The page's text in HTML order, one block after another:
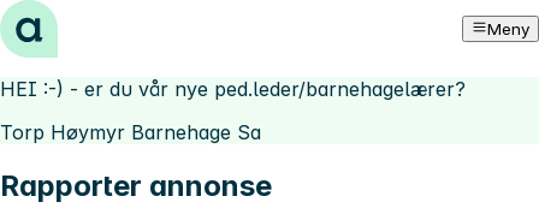
Hopp til innhold Meny
HEI :-) - er du vår nye ped.leder/barnehagelærer?
Torp Høymyr Barnehage Sa
Rapporter annonse